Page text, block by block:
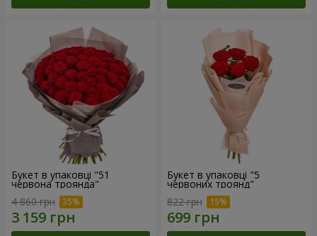
Букет в упаковці "51
червона троянда"
4 860 грн
Букет в упаковці "5
червоних троянд"
822 грн